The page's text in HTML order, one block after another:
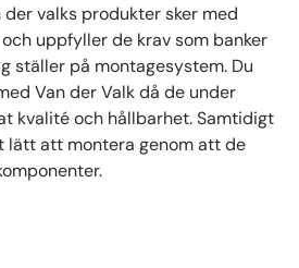
der valks produkter sker med
uppfyller de krav som banker
ställer på montagesystem. Du
Van der Valk då de under
kvalité och hållbarhet. Samtidigt
lätt att montera genom att de